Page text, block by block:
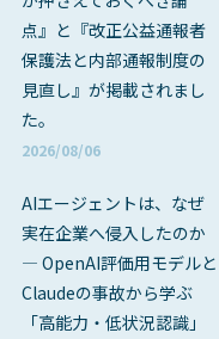
点』と『改正公益通報者
保護法と内部通報制度の
見直し』が掲載されまし
た。
2026/08/06
AIエージェントは、なぜ
実在企業へ侵入したのか
― OpenAI評価用モデルと
Claudeの事故から学ぶ
「高能力・低状況認識」